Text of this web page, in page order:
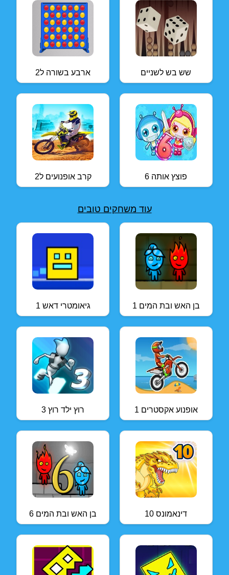
ארבע בשורה ל2 שש בש לשניים
קרב אופנועים ל2 פוצץ אותה 6
עוד משחקים טובים
גיאומטרי דאש 1 בן האש ובת המים 1
רוץ ילד רוץ 3 אופנוע אקסטרים 1
בן האש ובת המים 6 דינאמונס 10